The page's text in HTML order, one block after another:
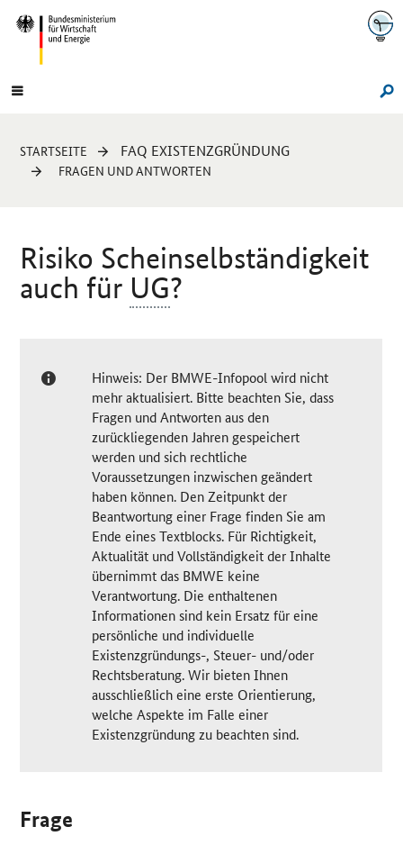
Navigation
Hauptmenü
Sie
sind
STARTSEITE FAQ EXISTENZGRÜNDUNG
FRAGEN UND ANTWORTEN
Risiko Scheinselbständigkeit
auch für UG?
Hinweis: Der BMWE-Infopool wird nicht
mehr aktualisiert. Bitte beachten Sie, dass
Fragen und Antworten aus den
zurückliegenden Jahren gespeichert
werden und sich rechtliche
Voraussetzungen inzwischen geändert
haben können. Den Zeitpunkt der
Beantwortung einer Frage finden Sie am
Ende eines Textblocks. Für Richtigkeit,
Aktualität und Vollständigkeit der Inhalte
übernimmt das BMWE keine
Verantwortung. Die enthaltenen
Informationen sind kein Ersatz für eine
persönliche und individuelle
Existenzgründungs-, Steuer- und/oder
Rechtsberatung. Wir bieten Ihnen
ausschließlich eine erste Orientierung,
welche Aspekte im Falle einer
Existenzgründung zu beachten sind.
Frage